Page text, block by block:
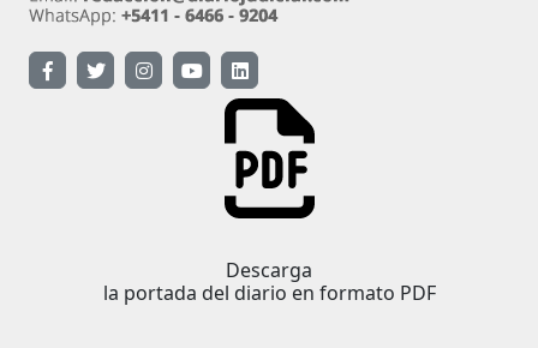
Descarga
la portada del diario en formato PDF